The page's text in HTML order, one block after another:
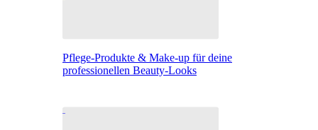
Pflege-Produkte & Make-up für deine
professionellen Beauty-Looks